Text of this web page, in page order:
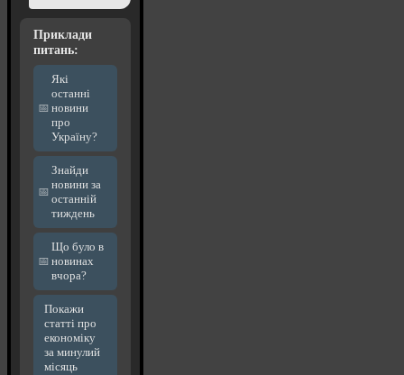
Приклади
питань:
Які
останні
новини
про
Україну?
Знайди
новини за
останній
тиждень
Що було в
новинах
вчора?
Покажи
статті про
економіку
за минулий
місяць